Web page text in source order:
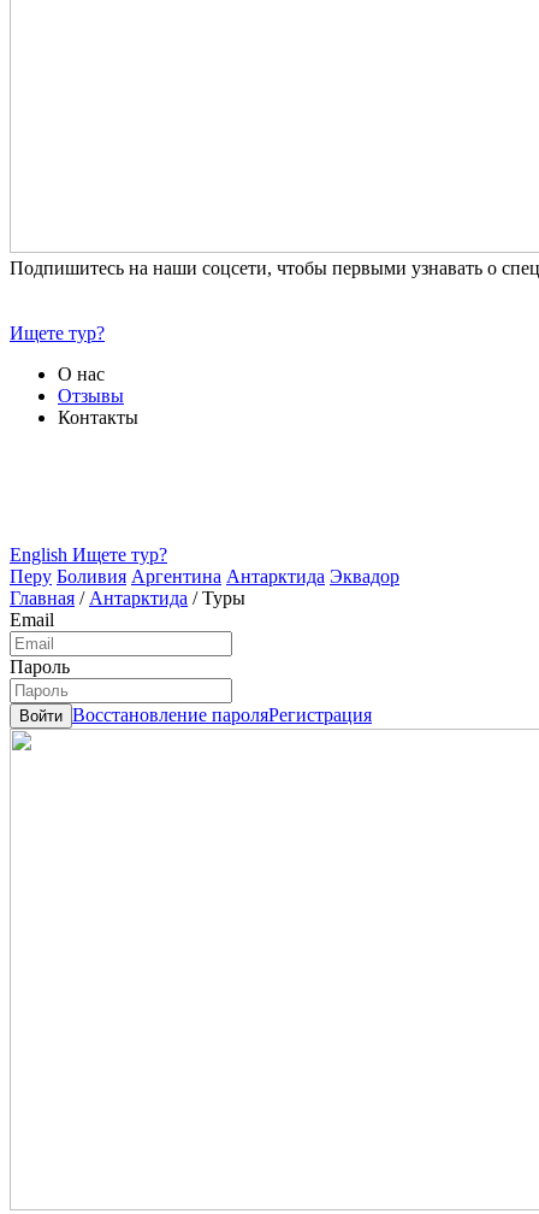
Подпишитесь на наши соцсети, чтобы первыми узнавать о
Ищете тур?
О нас
Отзывы
Контакты
English Ищете тур?
Перу Боливия Аргентина Антарктида Эквадор
Главная / Антарктида /Туры
Email
Пароль
Войти Восстановление пароляРегистрация